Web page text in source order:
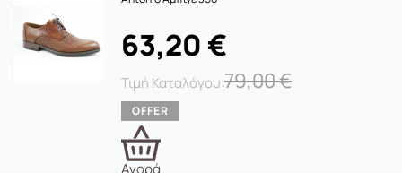
79,00€
63,20 €
Αγορά